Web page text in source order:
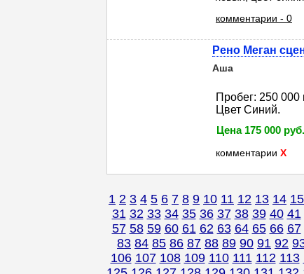
комментарии - 0
Рено Меган
Аша
Пробег: 250
Цвет Синий.
Цена 175 000 руб.
комментарии X
1 2 3 4 5 6 7 8 9 10 11 12 13 14 15
31 32 33 34 35 36 37 38 39 40 41
57 58 59 60 61 62 63 64 65 66 67
83 84 85 86 87 88 89 90 91 92
106 107 108 109 110 111 112 113